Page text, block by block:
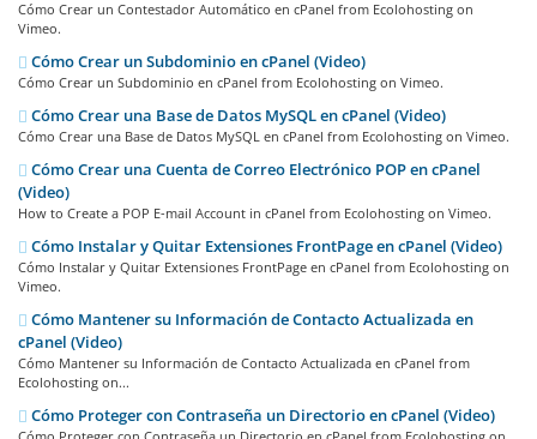
Cómo Crear un Contestador Automático en cPanel from Ecolohosting on
Vimeo.
Cómo Crear un Subdominio en cPanel (Video)
Cómo Crear un Subdominio en cPanel from Ecolohosting on Vimeo.
Cómo Crear una Base de Datos MySQL en cPanel (Video)
Cómo Crear una Base de Datos MySQL en cPanel from Ecolohosting on Vimeo.
Cómo Crear una Cuenta de Correo Electrónico POP en cPanel
(Video)
How to Create a POP E-mail Account in cPanel from Ecolohosting on Vimeo.
Cómo Instalar y Quitar Extensiones FrontPage en cPanel (Video)
Cómo Instalar y Quitar Extensiones FrontPage en cPanel from Ecolohosting on
Vimeo.
Cómo Mantener su Información de Contacto Actualizada en
cPanel (Video)
Cómo Mantener su Información de Contacto Actualizada en cPanel from
Ecolohosting on...
Cómo Proteger con Contraseña un Directorio en cPanel (Video)